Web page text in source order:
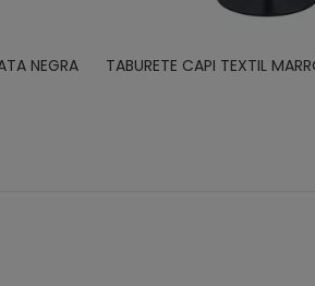
NEGRA TABURETE CAPI TEXTIL